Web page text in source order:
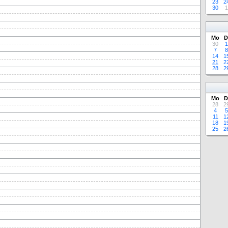
23
30
1
Mo
30
1
7
8
14
21
28
Mo
28
4
5
11
18
25